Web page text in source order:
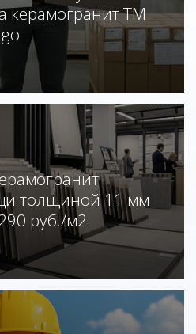
керамогранит ТМ
толщиной 11 мм
руб./м2